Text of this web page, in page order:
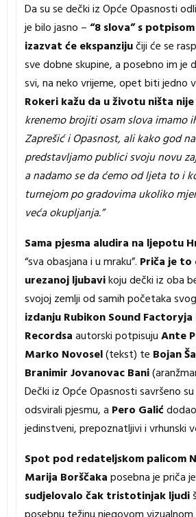
Da su se dečki iz Opće Opasnosti
je bilo jasno –“8 slova” s
izazvat će ekspanzijučiji će se
sve dobne skupine, a posebno im je
svi, na neko vrijeme, opet biti jedno
Rokeri kažu da u životu ništa
krenemo brojiti osam slova imamo
Zaprešić i Opasnost, ali kako god
predstavljamo publici svoju novu
a nadamo se da ćemo od ljeta to i
turnejom po gradovima ukoliko
veća okupljanja.”
Sama pjesma aludira na ljepotu
“sva obasjana i u mraku”. Priča je
urezanoj ljubavikoju dečki iz oba
svojoj zemlji od samih početaka
izdanju Rubikon Sound
Recordsaautorski potpisujuAnte
Marko Novosel(tekst) te Bojan
Branimir Jovanovac Bani
Dečki iz Opće Opasnosti savršeno
odsvirali pjesmu, a Pero Galić
jedinstveni, prepoznatljivi i vrhunski
Spot pod redateljskom palicom
Marija Borščakaposebna je priča
sudjelovalo čak tristotinjak ljudi